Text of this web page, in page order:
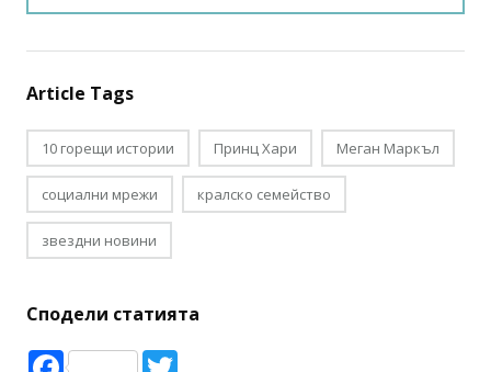
Article Tags
10 горещи истории Принц Хари Меган Маркъл
социални мрежи кралско семейство
звездни новини
Сподели статията
Facebook